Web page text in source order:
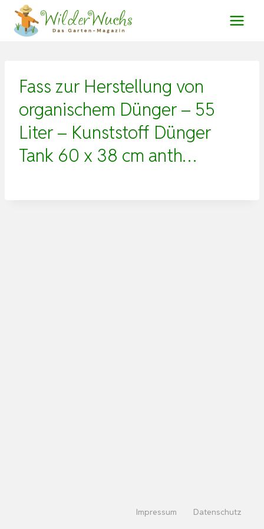
Zum
Inhalt
Fass zur Herstellung von
organischem Dünger – 55
Liter – Kunststoff Dünger
Tank 60 x 38 cm anth…
Impressum Datenschutz